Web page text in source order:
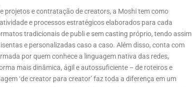
projetos e contratação de creators, a Moshi tem como
e processos estratégicos elaborados para cada
tradicionais de publi e sem casting próprio, tendo assim
e personalizadas caso a caso. Além disso, conta com
por quem conhece a linguagem nativa das redes,
mais dinâmica, ágil e autossuficiente – de roteiros e
‘de creator para creator’ faz toda a diferença em um